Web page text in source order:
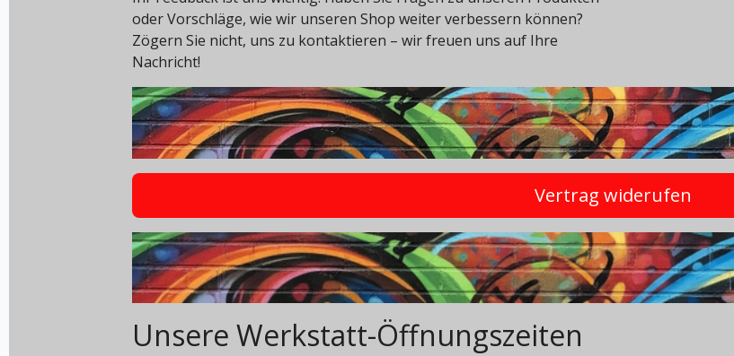
oder Vorschläge, wie wir unseren Shop weiter verbessern können?
Zögern Sie nicht, uns zu kontaktieren – wir freuen uns auf Ihre
Nachricht!
Vertrag widerufen
Unsere Werkstatt-Öffnungszeiten